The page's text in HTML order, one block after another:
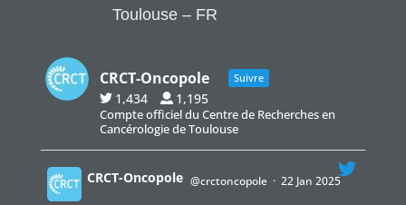
Toulouse – FR
CRCT-Oncopole Suivre
1,434 1,195
Compte officiel du Centre de Recherches en
Cancérologie de Toulouse
CRCT-Oncopole @crctoncopole · 22 Jan 2025